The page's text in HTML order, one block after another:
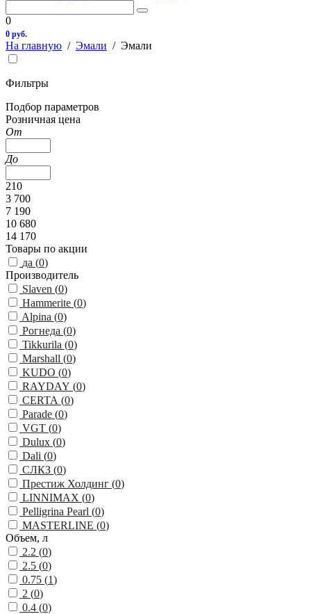
0
0 руб.
На главную / Эмали / Эмали
Фильтры
Подбор параметров
Розничная цена
От
До
210
3 700
7 190
10 680
14 170
Товары по акции
да (0)
Производитель
Slaven (0)
Hammerite (0)
Alpina (0)
Рогнеда (0)
Tikkurila (0)
Marshall (0)
KUDO (0)
RAYDAY (0)
CERTA (0)
Parade (0)
VGT (0)
Dulux (0)
Dali (0)
СЛКЗ (0)
Престиж Холдинг (0)
LINNIMAX (0)
Pelligrina Pearl (0)
MASTERLINE (0)
Объем, л
2.2 (0)
2.5 (0)
0.75 (1)
2 (0)
0.4 (0)